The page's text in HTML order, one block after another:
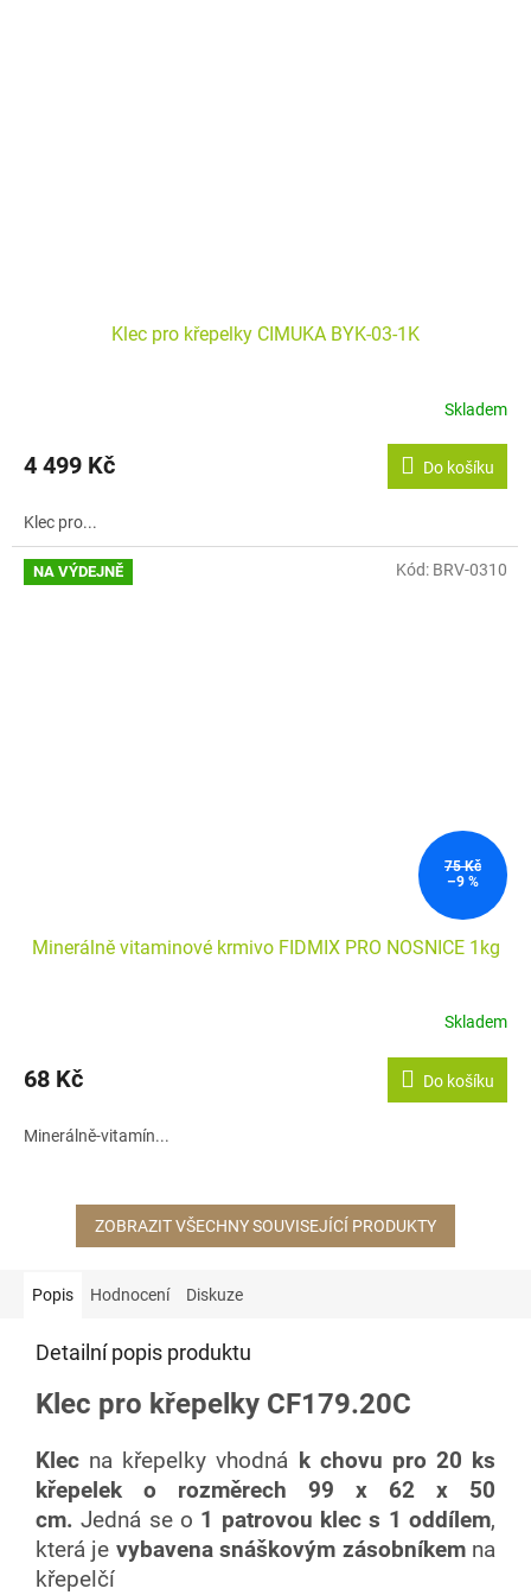
Klec pro křepelky CIMUKA BYK-03-1K
Skladem
4 499 Kč Do košíku
Klec pro...
NA VÝDEJNĚ
75 Kč
–9 %
Minerálně vitaminové krmivo FIDMIX PRO NOSNICE 1kg
Skladem
68 Kč Do košíku
Minerálně-vitamín...
Kód: BRV-0310
ZOBRAZIT VŠECHNY SOUVISEJÍCÍ PRODUKTY
Popis Hodnocení Diskuze
Detailní popis produktu
Klec pro křepelky CF179.20C
Klec na křepelky vhodná k chovu pro 20 ks
křepelek
o rozměrech 99 x 62 x 50
cm. Jedná se o 1 patrovou klec s 1 oddílem,
která je vybavena snáškovým zásobníkemna
křepelčí